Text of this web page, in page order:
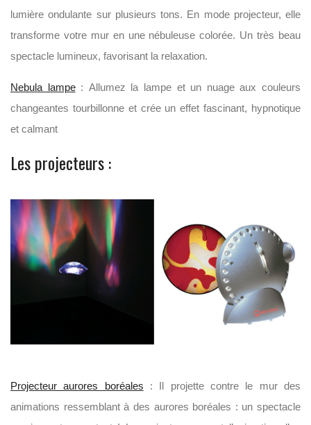
lumière ondulante sur plusieurs tons. En mode projecteur, elle
transforme votre mur en une nébuleuse colorée. Un très beau
spectacle lumineux, favorisant la relaxation.
Nebula lampe: Allumez la lampe et un nuage aux couleurs
changeantes tourbillonne et crée un effet fascinant, hypnotique
et calmant
Les projecteurs :
Projecteur aurores boréales : Il projette contre le mur des
animations ressemblant à des aurores boréales : un spectacle